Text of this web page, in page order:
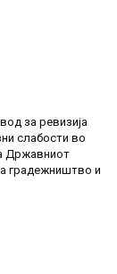
за ревизија
слабости во
Државниот
градежништво и